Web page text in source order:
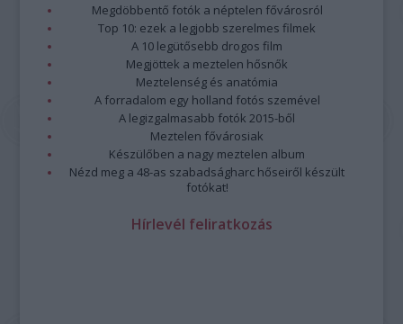
Megdöbbentő fotók a néptelen fővárosról
Top 10: ezek a legjobb szerelmes filmek
A 10 legütősebb drogos film
Megjöttek a meztelen hősnők
Meztelenség és anatómia
A forradalom egy holland fotós szemével
A legizgalmasabb fotók 2015-ből
Meztelen fővárosiak
Készülőben a nagy meztelen album
Nézd meg a 48-as szabadságharc hőseiről készült
fotókat!
Hírlevél feliratkozás